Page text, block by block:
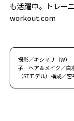
も活躍中。トレ
workout.com
撮影／キシマリ（W
子 ヘア＆メイク／白
（STモデル）構成／